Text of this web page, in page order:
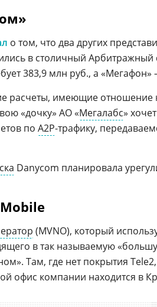
о том, что два других
в столичный Арбитражный
383,9 млн руб., а «Мегафон»
расчеты, имеющие
«дочку» АО «Мегалабс»
по A2P-трафику,
Danycom планировала
(MVNO), который
в так называемую
Там, где нет покрытия
офис компании находится в